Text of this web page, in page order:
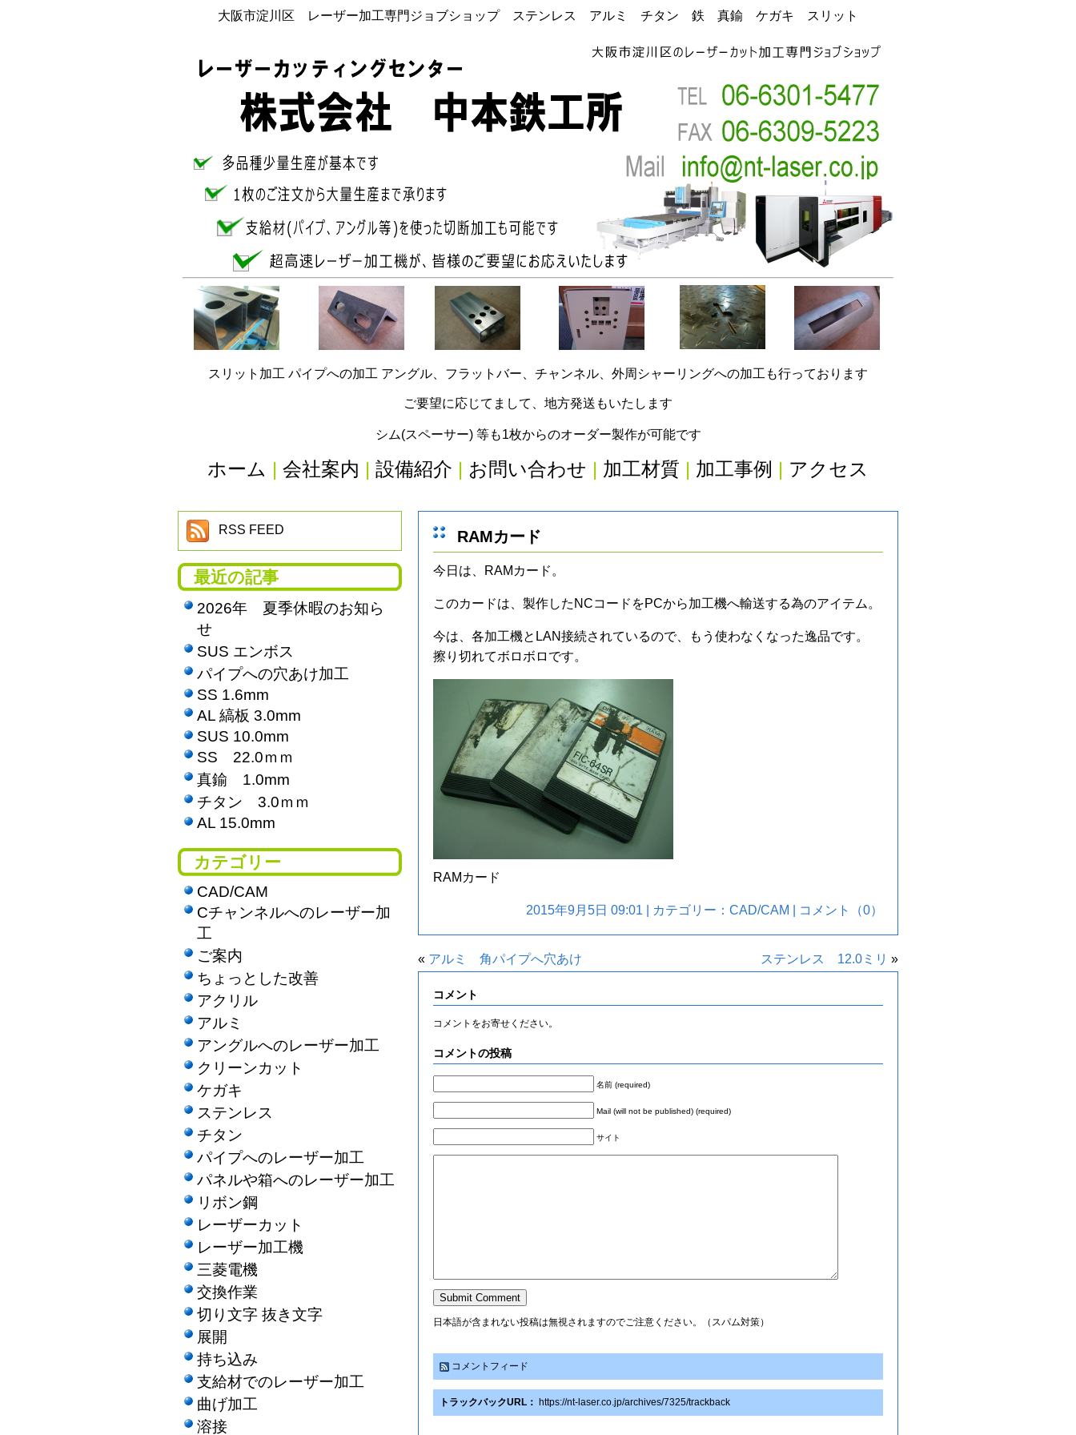
大阪市淀川区 レーザー加工専門ジョブショップ ステンレス アルミ チタン 鉄 真鍮 ケガキ スリット
スリット加工 パイプへの加工 アングル、フラットバー、チャンネル、外周シャーリングへの加工も行っております
ご要望に応じてまして、地方発送もいたします
シム(スペーサー) 等も1枚からのオーダー製作が可能です
ホーム | 会社案内 | 設備紹介 | お問い合わせ | 加工材質 | 加工事例 | アクセス
RAMカード
今日は、RAMカード。
このカードは、製作したNCコードをPCから加工機へ輸送する為のアイテム。
今は、各加工機とLAN接続されているので、もう使わなくなった逸品です。
擦り切れてボロボロです。
RAMカード
2015年9月5日 09:01 | カテゴリー： CAD/CAM コメント（0）
« アルミ 角パイプへ穴あけ ステンレス 12.0ミリ »
コメント
コメントをお寄せください。
コメントの投稿
名前 (required)
Mail (will not be published) (required)
サイト
日本語が含まれない投稿は無視されますのでご注意ください。（スパム対策）
コメントフィード
トラックバックURL： https://nt-laser.co.jp/archives/7325/trackback
RSS FEED
最近の記事
2026年 夏季休暇のお知ら
せ
SUS エンボス
パイプへの穴あけ加工
SS 1.6mm
AL 縞板 3.0mm
SUS 10.0mm
SS 22.0ｍｍ
真鍮 1.0mm
チタン 3.0ｍｍ
AL 15.0mm
カテゴリー
CAD/CAM
Cチャンネルへのレーザー加
工
ご案内
ちょっとした改善
アクリル
アルミ
アングルへのレーザー加工
クリーンカット
ケガキ
ステンレス
チタン
パイプへのレーザー加工
パネルや箱へのレーザー加工
リボン鋼
レーザーカット
レーザー加工機
三菱電機
交換作業
切り文字 抜き文字
展開
持ち込み
支給材でのレーザー加工
曲げ加工
溶接